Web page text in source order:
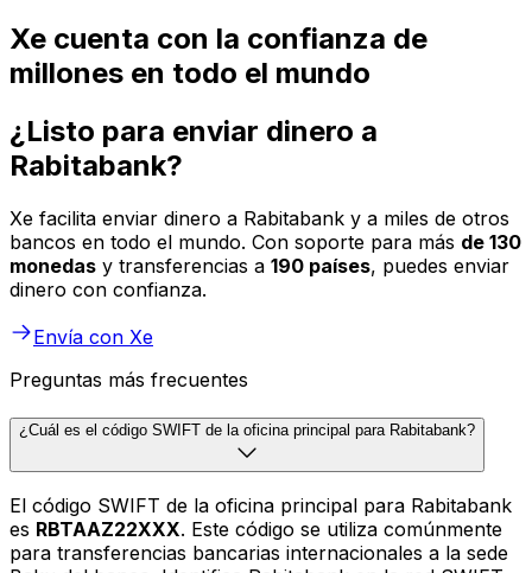
Xe cuenta con la confianza de
millones en todo el mundo
¿Listo para enviar dinero a
Rabitabank?
Xe facilita enviar dinero a Rabitabank y a miles de otros
bancos en todo el mundo. Con soporte para más de 130
monedas y transferencias a 190 países, puedes enviar
dinero con confianza.
Envía con Xe
Preguntas más frecuentes
¿Cuál es el código SWIFT de la oficina principal para Rabitabank?
El código SWIFT de la oficina principal para Rabitabank
es RBTAAZ22XXX. Este código se utiliza comúnmente
para transferencias bancarias internacionales a la sede